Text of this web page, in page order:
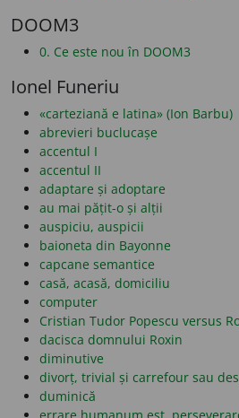
DOOM3
0. Ce este nou în DOOM3
Ionel Funeriu
«carteziană e latina» (Ion Barbu)
abrevieri buclucașe
accentul I
accentul II
adaptare și adoptare
au mai pățit-o și alții
auspiciu, auspicii
baioneta din Bayonne
capcane semantice
casă, acasă, domiciliu
computer
Cristian Tudor Popescu versus
dacisca domnului Roxin
diminutive
divorț, trivial și carrefour sau
duminică